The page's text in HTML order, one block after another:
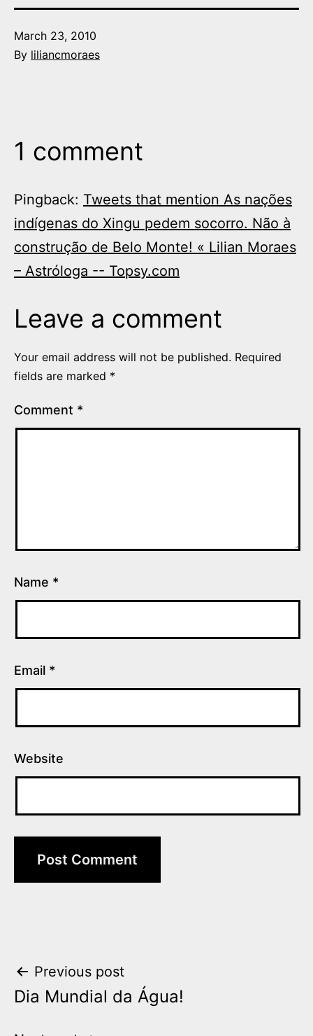
Published
March 23, 2010
By liliancmoraes
1 comment
Pingback: Tweets that mention As nações
indígenas do Xingu pedem socorro. Não à
construção de Belo Monte! « Lilian Moraes
– Astróloga -- Topsy.com
Leave a comment
Your email address will not be published. Required
fields are marked *
Comment *
Name *
Email *
Website
Post
navigation
Previous post
Dia Mundial da Água!